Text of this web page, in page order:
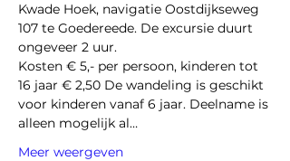
Kwade Hoek, navigatie Oostdijkseweg
107 te Goedereede. De excursie duurt
ongeveer 2 uur.
Kosten € 5,- per persoon, kinderen tot
16 jaar € 2,50 De wandeling is geschikt
voor kinderen vanaf 6 jaar. Deelname is
alleen mogelijk al…
Meer weergeven